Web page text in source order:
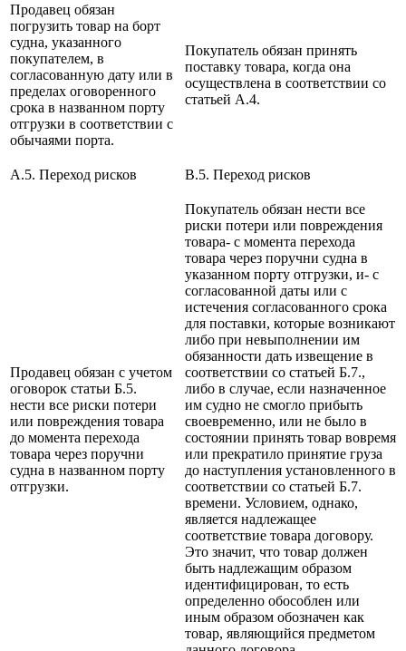
Продавец обязан
погрузить товар на борт
судна, указанного
покупателем, в
согласованную дату или в
пределах оговоренного
срока в названном порту
отгрузки в соответствии с
обычаями порта.
Покупатель обязан принять
поставку товара, когда она
осуществлена в соответствии со
статьей А.4.
A.5. Переход рисков B.5. Переход рисков
Продавец обязан с учетом
оговорок статьи Б.5.
нести все риски потери
или повреждения товара
до момента перехода
товара через поручни
судна в названном порту
отгрузки.
Покупатель обязан нести все
риски потери или повреждения
товара- с момента перехода
товара через поручни судна в
указанном порту отгрузки, и- с
согласованной даты или с
истечения согласованного срока
для поставки, которые возникают
либо при невыполнении им
обязанности дать извещение в
соответствии со статьей Б.7.,
либо в случае, если назначенное
им судно не смогло прибыть
своевременно, или не было в
состоянии принять товар вовремя
или прекратило принятие груза
до наступления установленного в
соответствии со статьей Б.7.
времени. Условием, однако,
является надлежащее
соответствие товара договору.
Это значит, что товар должен
быть надлежащим образом
идентифицирован, то есть
определенно обособлен или
иным образом обозначен как
товар, являющийся предметом